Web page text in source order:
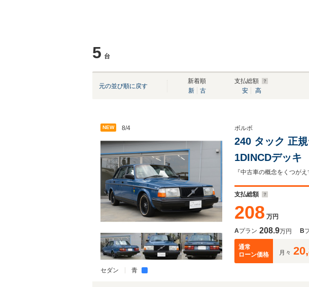
5 台
元の並び順に戻す
新着順
新
古
支払総額
安
高
NEW 8/4
セダン 青
ボルボ
240 タック 正
1DINCDデッ
支払総額
208 万円
Aプラン 208.9万円 B
通常
ローン価格
月々